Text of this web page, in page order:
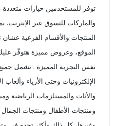
توفر للمستخدمين خيارات متعددة
والماركات للتسوق عبر
المنتجات والأقسام الفرعية
الموقع، وعروض مميزة هتوفّر
نفس التجربة المميزة . تشمل
الإلكترونيات وحتى الأزياء وألعاب
والأثاث والمستلزمات الرياضية
ومنتجات الأطفال ومنتجات الجمال